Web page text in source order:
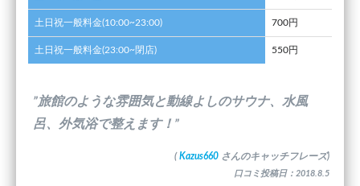
土日祝一般料金(10:00~23:00) 700円
土日祝一般料金(23:00~閉店) 550円
”旅館のような雰囲気と動線よしのサウナ、水風
呂、外気浴で整えます！”
( Kazus660 さんのキャッチフレーズ)
口コミ投稿日：2018.8.5